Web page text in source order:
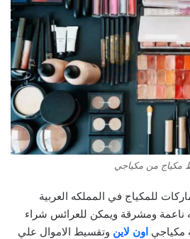
مكياج من مكياجي
للمكياج في المملكه العربية
ناعمة ومشرقة ويمكن للعرائس شراء
مكياجي اون لاين وتقسيط الاموال علي